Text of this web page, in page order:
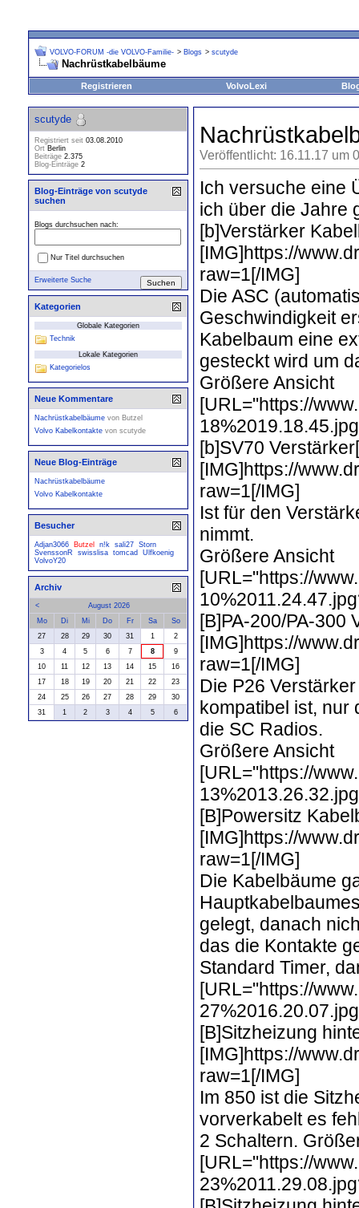
VOLVO-FORUM -die VOLVO-Familie- > Blogs > scutyde
Nachrüstkabelbäume
Registrieren VolvoLexi
Veröffentlicht: 16.11.17 um
Ich versuche eine
ich über die Jahre
[b]Verstärker
[IMG]https://
raw=1[/IMG]
Die ASC
Geschwindigkeit
Kabelbaum eine
gesteckt wird um
Größere Ansicht
[URL="https://
[b]SV70
[IMG]https://
raw=1[/IMG]
Ist für den
nimmt.
Größere Ansicht
[URL="https://
[B]PA-200/PA-300
[IMG]https://
raw=1[/IMG]
Die P26
kompatibel ist, nur
die SC Radios.
Größere Ansicht
[URL="https://
[B]Powersitz
[IMG]https://
raw=1[/IMG]
Die Kabelbäume
gelegt, danach
das die Kontakte
Standard Timer,
[URL="https://
[B]Sitzheizung
[IMG]https://
raw=1[/IMG]
Im 850 ist die
vorverkabelt es
2 Schaltern.
[URL="https://
scutyde
Registriert seit 03.08.2010
Ort Berlin
Beiträge 2.375
Blog-Einträge 2
Blog-Einträge von scutyde
suchen
Blogs durchsuchen nach:
Nur Titel durchsuchen
Erweiterte Suche
Kategorien
Globale Kategorien
Technik
Lokale Kategorien
Kategorielos
Neue Kommentare
Nachrüstkabelbäume von Butzel
Volvo Kabelkontakte von scutyde
Neue Blog-Einträge
Nachrüstkabelbäume
Volvo Kabelkontakte
Besucher
Adjan3066 Butzel n!k sali27 Storn
SvenssonR
swisslisa tomcad
Ulfkoenig
VolvoY20
Archiv
<
August 2026
Mo
Di Mi Do Fr Sa
So
27
28 29 30 31 1
2
3
4 5 6 7 8
9
10
11 12 13 14 15
16
17
18 19 20 21 22
23
24
25 26 27 28 29
30
31
1 2 3 4 5 6